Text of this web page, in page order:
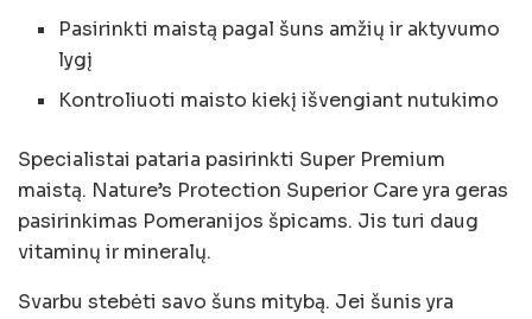
Pasirinkti maistą pagal šuns amžių ir aktyvumo
lygį
Kontroliuoti maisto kiekį išvengiant nutukimo
Specialistai pataria pasirinkti Super Premium
maistą. Nature’s Protection Superior Care yra geras
pasirinkimas Pomeranijos špicams. Jis turi daug
vitaminų ir mineralų.
Svarbu stebėti savo šuns mitybą. Jei šunis yra